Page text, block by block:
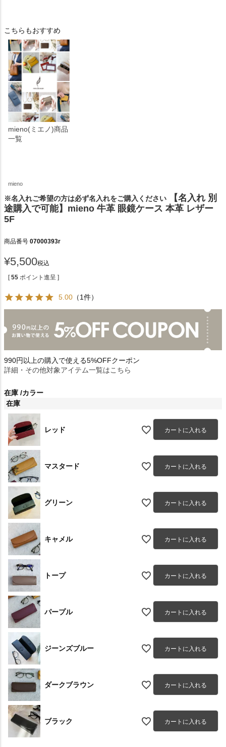
こちらもおすすめ
mieno(ミエノ)商品
一覧
mieno
※名入れご希望の方は必ず名入れをご購入ください
【名入れ 別
途購入で可能】mieno 牛革 眼鏡ケース 本革 レザー
5F
商品番号 07000393r
¥5,500税込
[ 55 ポイント進呈 ]
5.00 （1件）
990円以上の購入で使える5%OFFクーポン
詳細・その他対象アイテム一覧はこちら
在庫 カラー
在庫
レッド カートに入れる
マスタード カートに入れる
グリーン カートに入れる
キャメル カートに入れる
トープ カートに入れる
パープル カートに入れる
ジーンズブルー カートに入れる
ダークブラウン カートに入れる
ブラック カートに入れる